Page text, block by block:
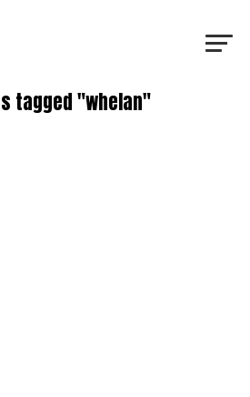
tagged "whelan"